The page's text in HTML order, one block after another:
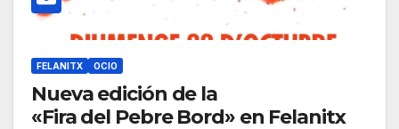
FELANITX OCIO
Nueva edición de la
«Fira del Pebre Bord» en Felanitx